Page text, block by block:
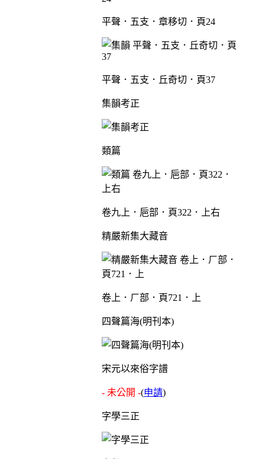
平聲．五支．章移切．頁24
平聲．五支．丘奇切．頁37
集韻考正
類篇
卷九上．巵部．頁322．上右
精嚴新集大藏音
卷上．ㄏ部．頁721．上
四聲篇海(明刊本)
宋元以來俗字譜
- 未公開 -(申請)
字學三正